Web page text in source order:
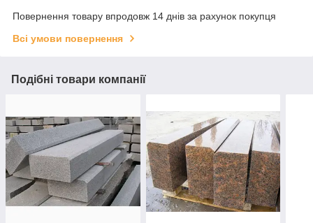
Повернення товару впродовж 14 днів за рахунок покупця
Всі умови повернення
Подібні товари компанії